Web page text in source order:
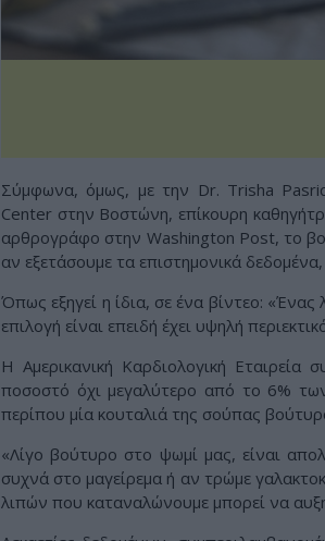
Σύμφωνα, όμως, με την Dr. Trisha
Center στην Βοστώνη, επίκουρη
αρθρογράφο στην Washington Post, το
αν εξετάσουμε τα επιστημονικά
Όπως εξηγεί η ίδια, σε ένα βίντεο:
επιλογή είναι επειδή έχει υψηλή
Η Αμερικανική Καρδιολογική Εταιρεία
ποσοστό όχι μεγαλύτερο από το 6%
περίπου μία κουταλιά της σούπας
«Λίγο βούτυρο στο ψωμί μας, είναι
συχνά στο μαγείρεμα ή αν τρώμε
λιπών που καταναλώνουμε μπορεί να